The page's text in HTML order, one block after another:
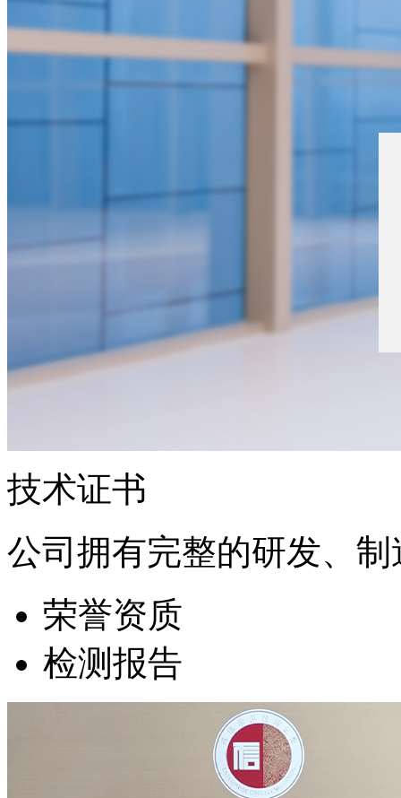
技术证书
公司拥有完整的研发、
荣誉资质
检测报告